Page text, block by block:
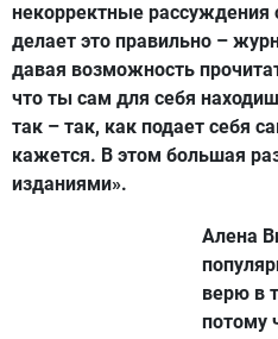
некорректные рассуждения
делает это правильно –
давая возможность
что ты сам для себя
так – так, как подает себя
кажется. В этом большая
изданиями».
Алена
верю в
потому